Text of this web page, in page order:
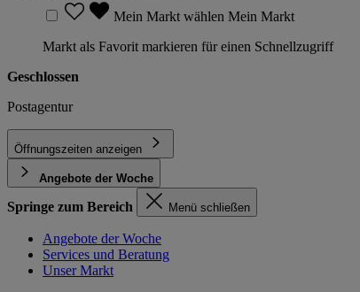
Mein Markt wählen Mein Markt
Markt als Favorit markieren für einen Schnellzugriff
Geschlossen
Postagentur
Öffnungszeiten anzeigen
Angebote der Woche
Springe zum Bereich Menü schließen
Angebote der Woche
Services und Beratung
Unser Markt